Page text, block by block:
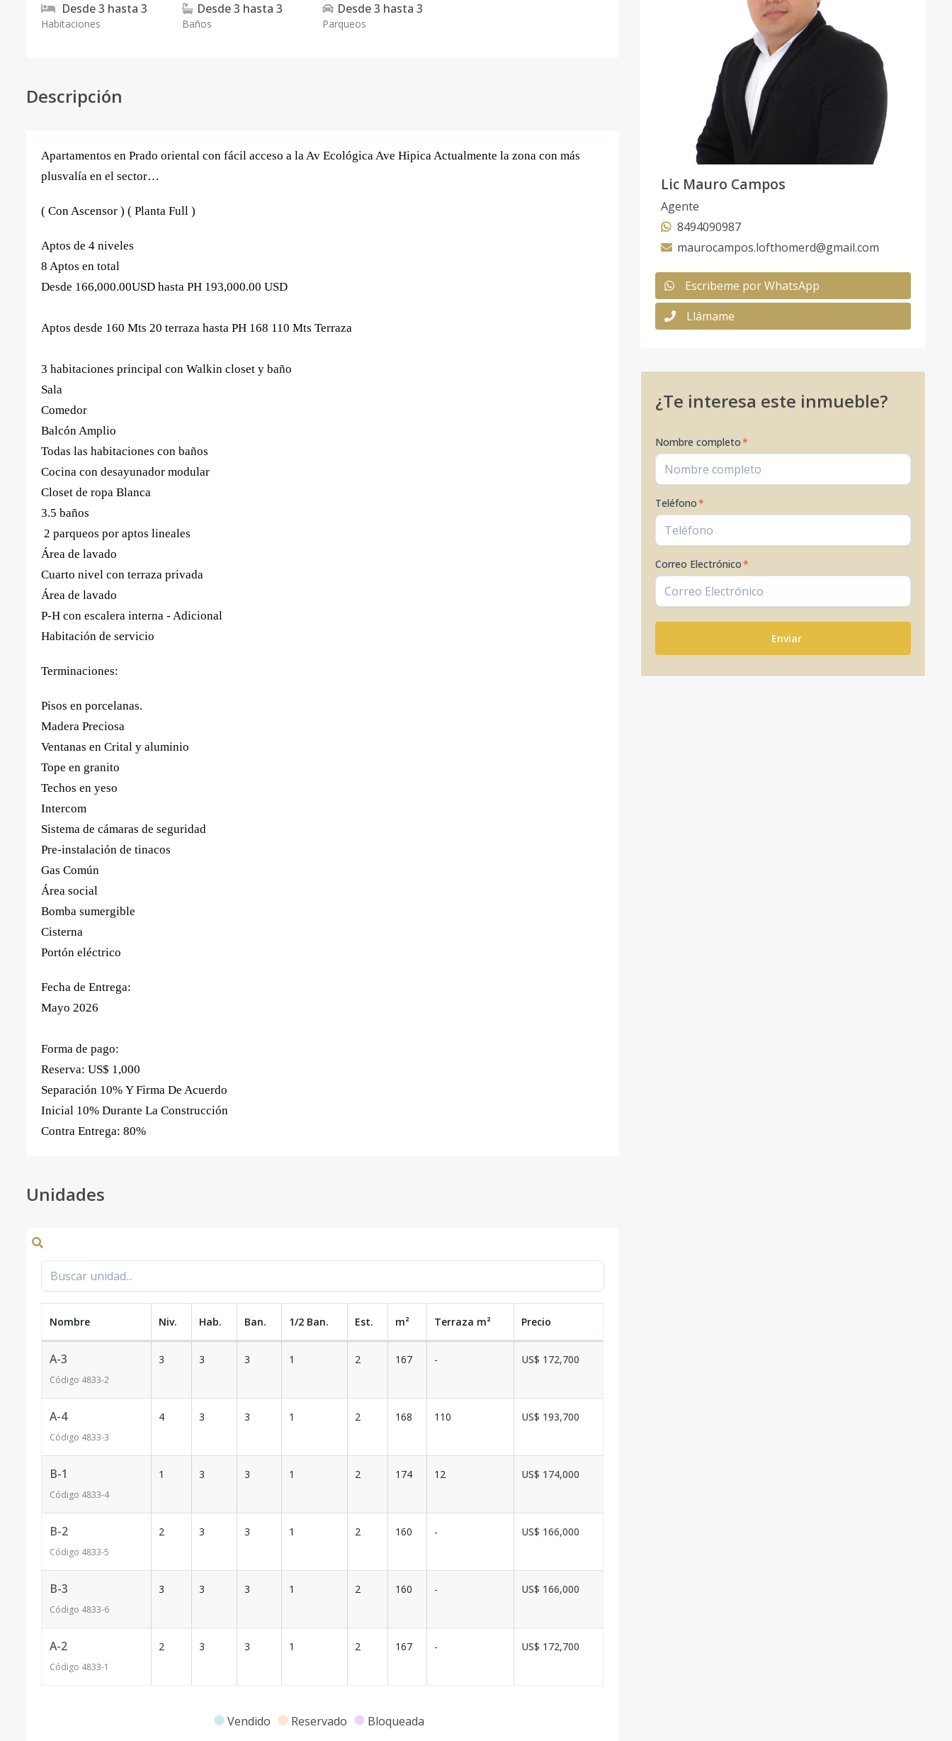
Desde3 hasta 3
Habitaciones
Desde3 hasta 3
Baños
Desde3 hasta 3
Parqueos
Descripción
Apartamentos en Prado oriental con fácil acceso a la Av Ecológica Ave Hipica Actualmente la zona con más
plusvalía en el sector…
( Con Ascensor ) ( Planta Full )
Aptos de 4 niveles
8 Aptos en total
Desde 166,000.00USD hasta PH 193,000.00 USD
Aptos desde 160 Mts 20 terraza hasta PH 168 110 Mts Terraza
3 habitaciones principal con Walkin closet y baño
Sala
Comedor
Balcón Amplio
Todas las habitaciones con baños
Cocina con desayunador modular
Closet de ropa Blanca
3.5 baños
2 parqueos por aptos lineales
Área de lavado
Cuarto nivel con terraza privada
Área de lavado
P-H con escalera interna - Adicional
Habitación de servicio
Terminaciones:
Pisos en porcelanas.
Madera Preciosa
Ventanas en Crital y aluminio
Tope en granito
Techos en yeso
Intercom
Sistema de cámaras de seguridad
Pre-instalación de tinacos
Gas Común
Área social
Bomba sumergible
Cisterna
Portón eléctrico
Fecha de Entrega:
Mayo 2026
Forma de pago:
Reserva: US$ 1,000
Separación 10% Y Firma De Acuerdo
Inicial 10% Durante La Construcción
Contra Entrega: 80%
Unidades
Nombre Niv. Hab. Ban. 1/2 Ban. Est. m² Terraza m² Precio
A-3
Código 4833-2
3 3 3 1 2 167 - US$ 172,700
A-4
Código 4833-3
4 3 3 1 2 168 110 US$ 193,700
B-1
Código 4833-4
1 3 3 1 2 174 12 US$ 174,000
B-2
Código 4833-5
2 3 3 1 2 160 - US$ 166,000
B-3
Código 4833-6
3 3 3 1 2 160 - US$ 166,000
A-2
Código 4833-1
2 3 3 1 2 167 - US$ 172,700
Vendido Reservado Bloqueada
Lic Mauro Campos
Agente
8494090987
maurocampos.lofthomerd@gmail.com
Escribeme por WhatsApp
Llámame
¿Te interesa este inmueble?
Nombre completo*
Teléfono*
Correo Electrónico*
Enviar